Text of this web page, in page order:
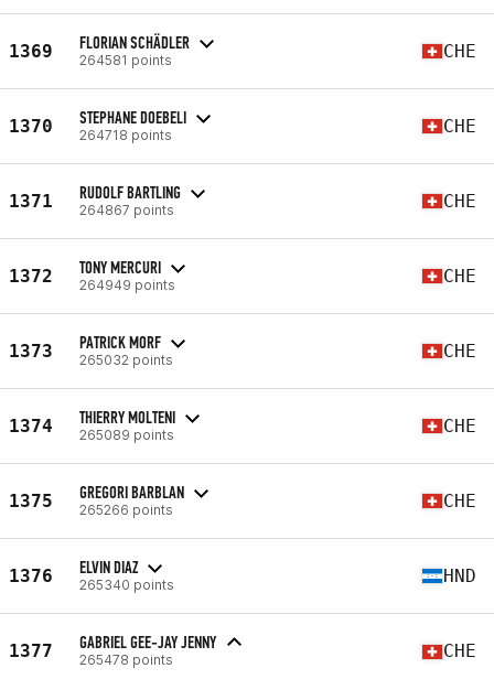
1369 FLORIAN SCHÄDLER
264581 points CHE
1370 STEPHANE DOEBELI
264718 points CHE
1371 RUDOLF BARTLING
264867 points CHE
1372 TONY MERCURI
264949 points CHE
1373 PATRICK MORF
265032 points CHE
1374 THIERRY MOLTENI
265089 points CHE
1375 GREGORI BARBLAN
265266 points CHE
1376 ELVIN DIAZ
265340 points HND
1377 GABRIEL GEE-JAY JENNY
265478 points CHE